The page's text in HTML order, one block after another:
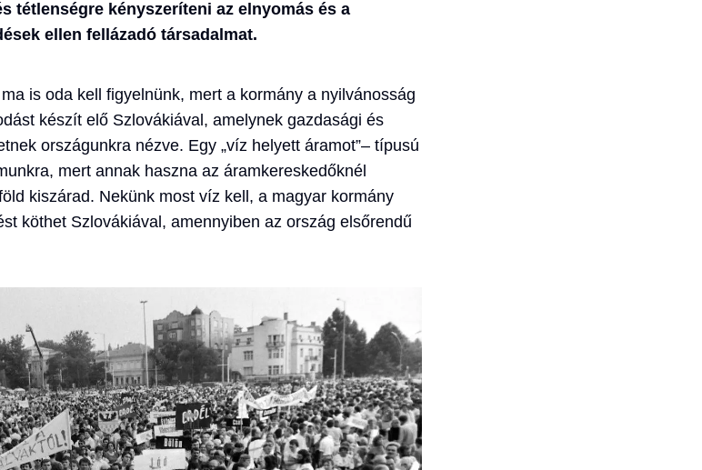
tétlenségre kényszeríteni az elnyomás és a
ellen fellázadó társadalmat.
is oda kell figyelnünk, mert a kormány a nyilvánosság
készít elő Szlovákiával, amelynek gazdasági és
országunkra nézve. Egy „víz helyett áramot”– típusú
mert annak haszna az áramkereskedőknél
kiszárad. Nekünk most víz kell, a magyar kormány
köthet Szlovákiával, amennyiben az ország elsőrendű